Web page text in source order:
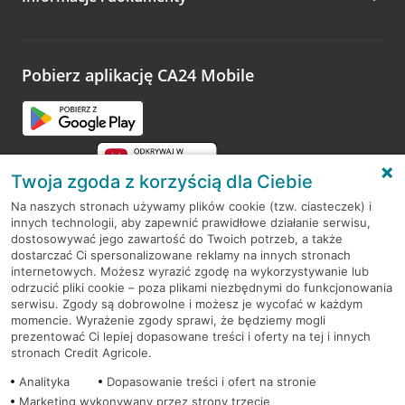
opinie.
Pobierz aplikację CA24 Mobile
RODO
Regulamin serwisu
Mapa serwisu
PolitykaCookies
Twoja zgoda z korzyścią dla Ciebie
Na naszych stronach używamy plików cookie (tzw. ciasteczek) i
innych technologii, aby zapewnić prawidłowe działanie serwisu,
dostosowywać jego zawartość do Twoich potrzeb, a także
dostarczać Ci spersonalizowane reklamy na innych stronach
internetowych. Możesz wyrazić zgodę na wykorzystywanie lub
odrzucić pliki cookie – poza plikami niezbędnymi do funkcjonowania
serwisu. Zgody są dobrowolne i możesz je wycofać w każdym
momencie. Wyrażenie zgody sprawi, że będziemy mogli
prezentować Ci lepiej dopasowane treści i oferty na tej i innych
stronach Credit Agricole.
Analityka
Dopasowanie treści i ofert na stronie
Marketing wykonywany przez strony trzecie